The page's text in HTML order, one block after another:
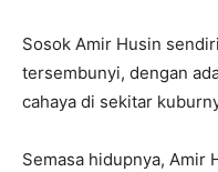
Sosok Amir Husin
tersembunyi, dengan
cahaya di sekitar
Semasa hidupnya, Amir